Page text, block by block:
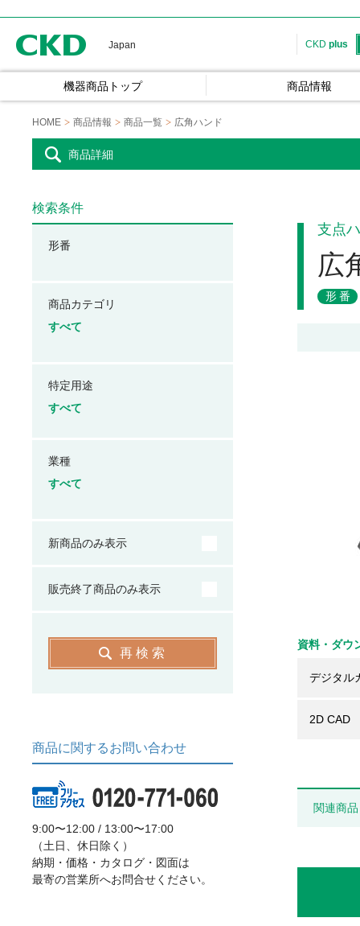
Japan CKD plus
機器商品トップ 商品情報
HOME 商品情報 商品一覧 広角ハンド
商品詳細
支点
広
形番
資料・ダウ
デジタル
2D CAD
関連商品
検索条件
形番
商品カテゴリ
すべて
特定用途
すべて
業種
すべて
新商品のみ表示
販売終了商品のみ表示
再検索
商品に関するお問い合わせ
9:00〜12:00 / 13:00〜17:00
（土日、休日除く）
納期・価格・カタログ・図面は
最寄の営業所へお問合せください。